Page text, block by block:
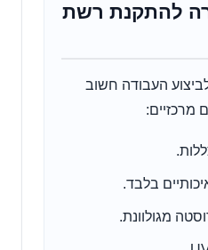
להתקנת רשת
העבודה חשוב
מרכזיים:
בלבד.
מגולוונת.